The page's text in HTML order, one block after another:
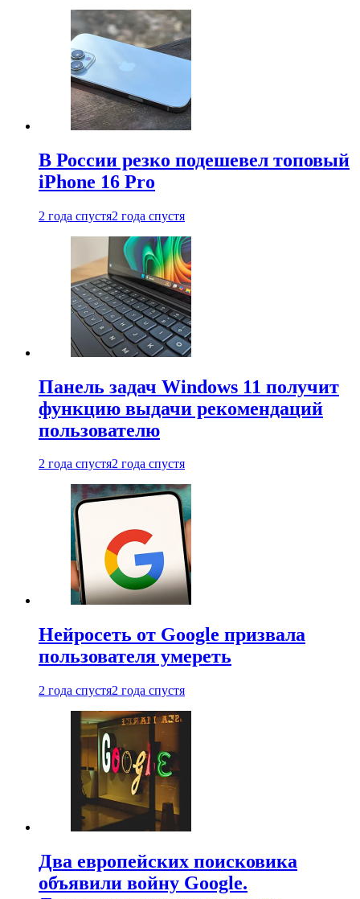
В России резко подешевел топовый
iPhone 16 Pro
2 года спустя2 года спустя
Панель задач Windows 11 получит
функцию выдачи рекомендаций
пользователю
2 года спустя2 года спустя
Нейросеть от Google призвала
пользователя умереть
2 года спустя2 года спустя
Два европейских поисковика
объявили войну Google.